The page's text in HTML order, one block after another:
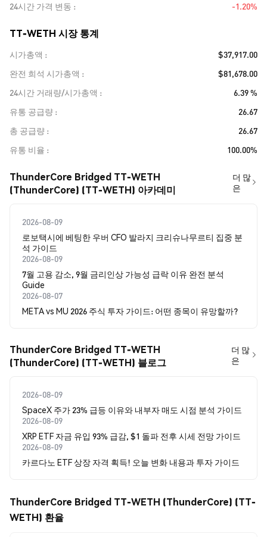
24시간 가격 변동
-1.20%
TT-WETH 시장 통계
시가총액
$37,917.00
완전 희석 시가총액
$81,678.00
24시간 거래량/시가총액
6.39 %
유통 공급량
26.67
총 공급량
26.67
유통 비율
100.00%
ThunderCore Bridged TT-WETH
(ThunderCore) (TT-WETH) 아카데미
더 많
은
2026-08-09
로보택시에 베팅한 우버 CFO 발라지 크리슈나무르티 집중 분
석 가이드
2026-08-09
7월 고용 감소, 9월 금리인상 가능성 급락 이유 완전 분석
Guide
2026-08-07
META vs MU 2026 주식 투자 가이드: 어떤 종목이 유망할까?
ThunderCore Bridged TT-WETH
(ThunderCore) (TT-WETH) 블로그
더 많
은
2026-08-09
SpaceX 주가 23% 급등 이유와 내부자 매도 시점 분석 가이드
2026-08-09
XRP ETF 자금 유입 93% 급감, $1 돌파 전후 시세 전망 가이드
2026-08-09
카르다노 ETF 상장 자격 획득! 오늘 변화 내용과 투자 가이드
ThunderCore Bridged TT-WETH (ThunderCore) (TT-
WETH) 환율